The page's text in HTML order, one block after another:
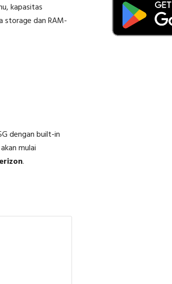
kapasitas
storage dan RAM-
dengan built-in
mulai
.